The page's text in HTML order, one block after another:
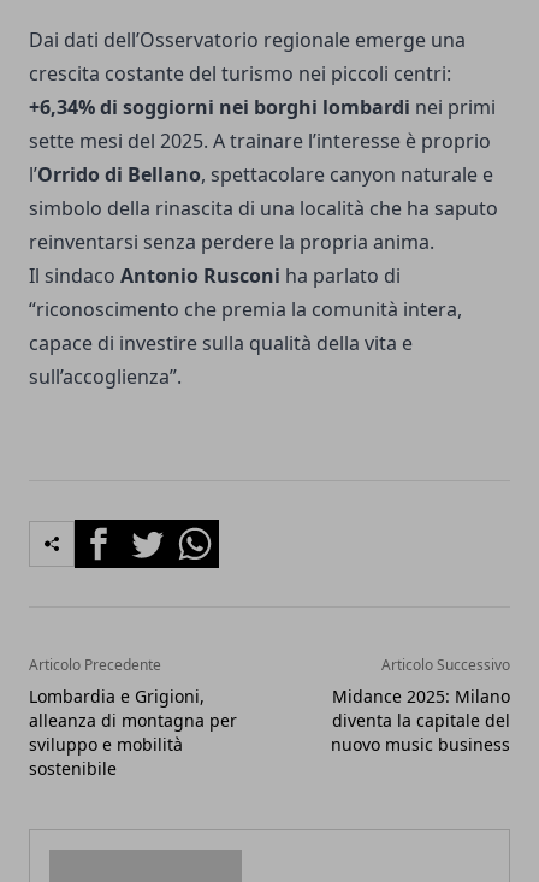
Dai dati dell’Osservatorio regionale emerge una
crescita costante del turismo nei piccoli centri:
+6,34% di soggiorni nei borghi lombardi nei primi
sette mesi del 2025. A trainare l’interesse è proprio
l’Orrido di Bellano, spettacolare canyon naturale e
simbolo della rinascita di una località che ha saputo
reinventarsi senza perdere la propria anima.
Il sindaco Antonio Rusconi ha parlato di
“riconoscimento che premia la comunità intera,
capace di investire sulla qualità della vita e
sull’accoglienza”.
FacebookTwitterWhatsapp
Articolo Precedente
Lombardia e Grigioni,
alleanza di montagna per
sviluppo e mobilità
sostenibile
Articolo Successivo
Midance 2025: Milano
diventa la capitale del
nuovo music business